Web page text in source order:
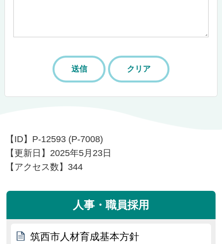
【ID】 P-12593 (P-7008)
【更新日】 2025年5月23日
【アクセス数】 344
人事・職員採用
筑西市人材育成基本方針